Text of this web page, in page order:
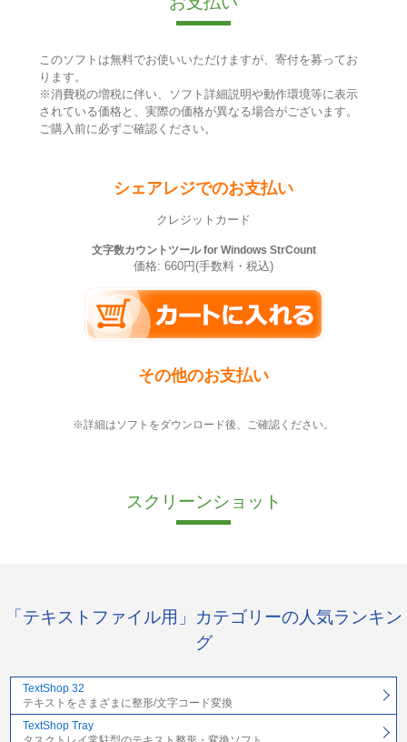
このソフトは無料でお使いいただけますが、寄付を募ってお
ります。
※消費税の増税に伴い、ソフト詳細説明や動作環境等に表示
されている価格と、実際の価格が異なる場合がございます。
ご購入前に必ずご確認ください。
シェアレジでのお支払い
クレジットカード
文字数カウントツール for Windows StrCount
価格: 660円(手数料・税込)
その他のお支払い
※詳細はソフトをダウンロード後、ご確認ください。
スクリーンショット
「テキストファイル用」カテゴリーの人気ランキン
グ
TextShop 32
テキストをさまざまに整形/文字コード変換
TextShop Tray